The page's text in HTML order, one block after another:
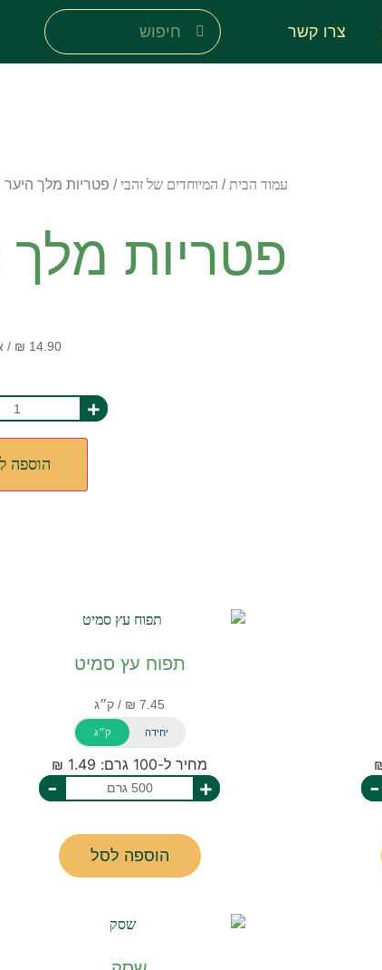
צרו קשר
עמוד הבית / המיוחדים של זהבי/ פטריות מלך היער
פטריות מלך
+
הוספה
-
תפוח עץ סמיט
ק״ג יחידה
מחיר ל-100 גרם: 1.49 ₪
+
-
הוספה לסל